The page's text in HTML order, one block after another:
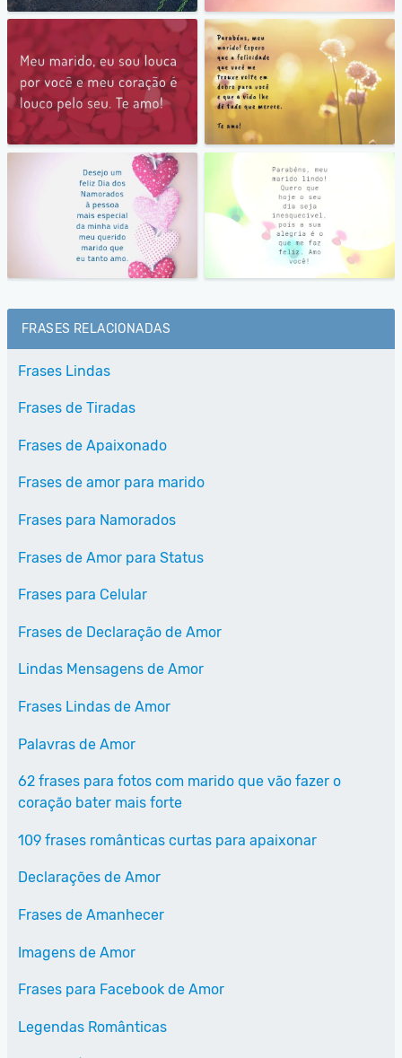
FRASES RELACIONADAS
Frases Lindas
Frases de Tiradas
Frases de Apaixonado
Frases de amor para marido
Frases para Namorados
Frases de Amor para Status
Frases para Celular
Frases de Declaração de Amor
Lindas Mensagens de Amor
Frases Lindas de Amor
Palavras de Amor
62 frases para fotos com marido que vão fazer o
coração bater mais forte
109 frases românticas curtas para apaixonar
Declarações de Amor
Frases de Amanhecer
Imagens de Amor
Frases para Facebook de Amor
Legendas Românticas